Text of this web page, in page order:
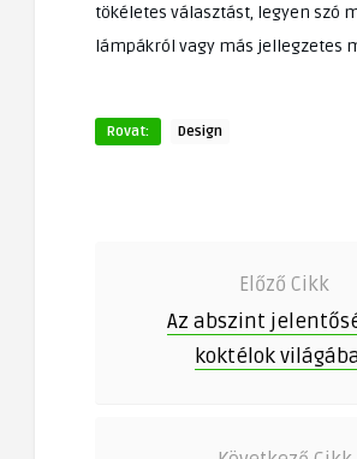
tökéletes választást, legyen szó
lámpákról vagy más jellegzetes
Rovat: Design
Előző Cikk
Az abszint
koktélok